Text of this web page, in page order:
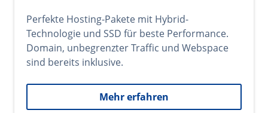
Perfekte Hosting-Pakete mit Hybrid-
Technologie und SSD für beste Performance.
Domain, unbegrenzter Traffic und Webspace
sind bereits inklusive.
Mehr erfahren